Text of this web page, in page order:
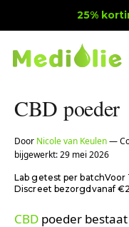
25%
CBD poeder
Door Nicole van Keulen—
bijgewerkt: 29 mei 2026
Lab getest per batchVoor
Discreet bezorgd vanaf
CBD poeder